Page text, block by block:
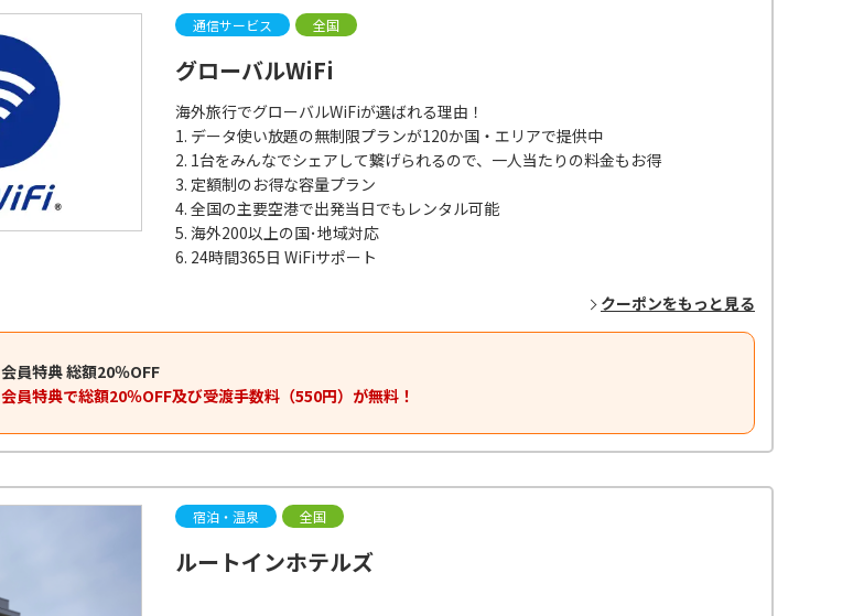
通信サービス 全国
グローバルWiFi
海外旅行でグローバルWiFiが選ばれる理由！
1. データ使い放題の無制限プランが120か国・エリアで提供中
2. 1台をみんなでシェアして繋げられるので、一人当たりの料金もお得
3. 定額制のお得な容量プラン
4. 全国の主要空港で出発当日でもレンタル可能
5. 海外200以上の国･地域対応
6. 24時間365日 WiFiサポート
クーポンをもっと見る
会員特典 総額20％OFF
会員特典で総額20％OFF及び受渡手数料（550円）が無料！
宿泊・温泉 全国
ルートインホテルズ